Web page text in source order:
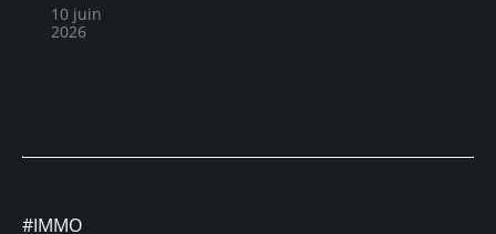
10 juin
2026
#IMMO